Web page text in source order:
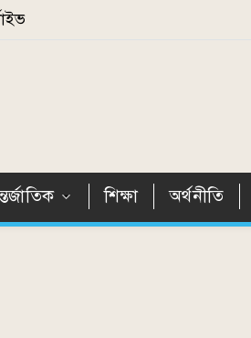
শিক্ষা অর্থনীতি